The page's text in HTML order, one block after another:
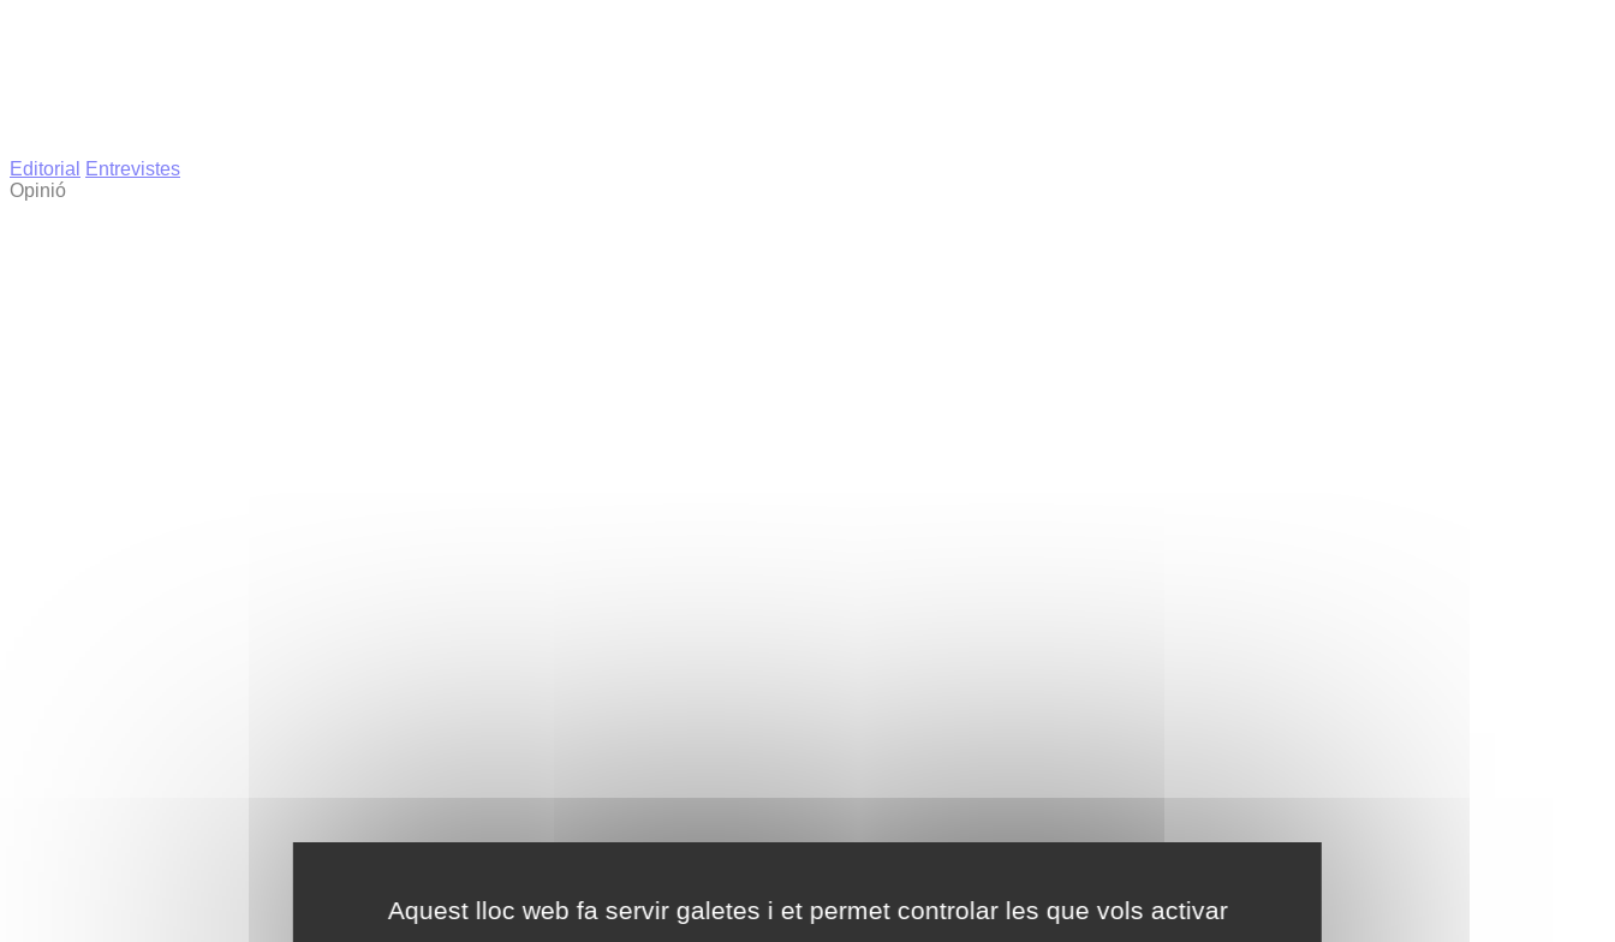
Aquest lloc web fa servir galetes i et permet controlar les que vols activar
Editorial
Entrevistes
Opinió